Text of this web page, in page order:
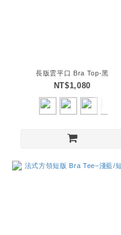
長版雲平口 Bra Top-黑
NT$1,080